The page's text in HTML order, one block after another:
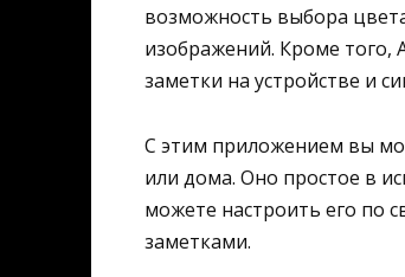
возможность выбора
изображений. Кроме того,
заметки на устройстве и
С этим приложением вы
или дома. Оно простое в
можете настроить его по
заметками.